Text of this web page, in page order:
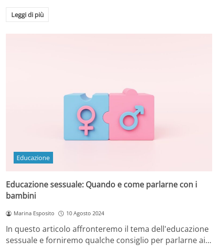
Leggi di più
Educazione
Educazione sessuale: Quando e come parlarne con i
bambini
Marina Esposito 10 Agosto 2024
In questo articolo affronteremo il tema dell'educazione
sessuale e forniremo qualche consiglio per parlarne ai…